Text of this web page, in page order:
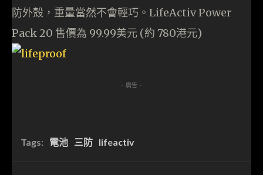
防外殼，重量當然不會輕巧。LifeActiv Power
Pack 20 售價為 99.99美元 (約 780港元)
- 廣告 -
Tags: 電池 三防 lifeactiv